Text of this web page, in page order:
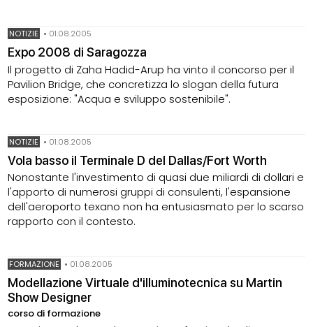
NOTIZIE • 01.08.2005
Expo 2008 di Saragozza
Il progetto di Zaha Hadid-Arup ha vinto il concorso per il
Pavilion Bridge, che concretizza lo slogan della futura
esposizione: "Acqua e sviluppo sostenibile".
NOTIZIE • 01.08.2005
Vola basso il Terminale D del Dallas/Fort Worth
Nonostante l'investimento di quasi due miliardi di dollari e
l'apporto di numerosi gruppi di consulenti, l'espansione
dell'aeroporto texano non ha entusiasmato per lo scarso
rapporto con il contesto.
FORMAZIONE • 01.08.2005
Modellazione Virtuale d'illuminotecnica su Martin
Show Designer
corso di formazione